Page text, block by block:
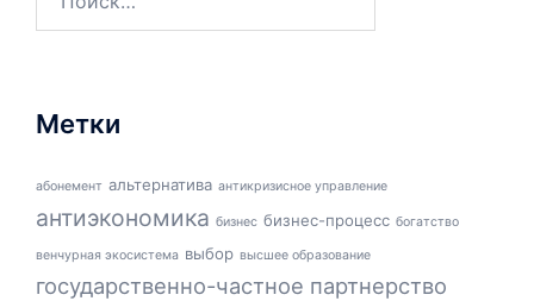
Метки
абонемент альтернатива антикризисное управление
антиэкономика бизнес бизнес-процесс богатство
венчурная экосистема выбор высшее образование
государственно-частное партнерство